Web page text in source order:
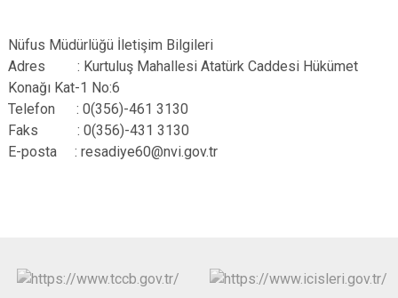
Pazar
Nüfus Müdürlüğü İletişim Bilgileri
Adres : Kurtuluş Mahallesi Atatürk Caddesi Hükümet
Konağı Kat-1 No:6
Telefon : 0(356)-461 3130
Faks : 0(356)-431 3130
E-posta : resadiye60@nvi.gov.tr